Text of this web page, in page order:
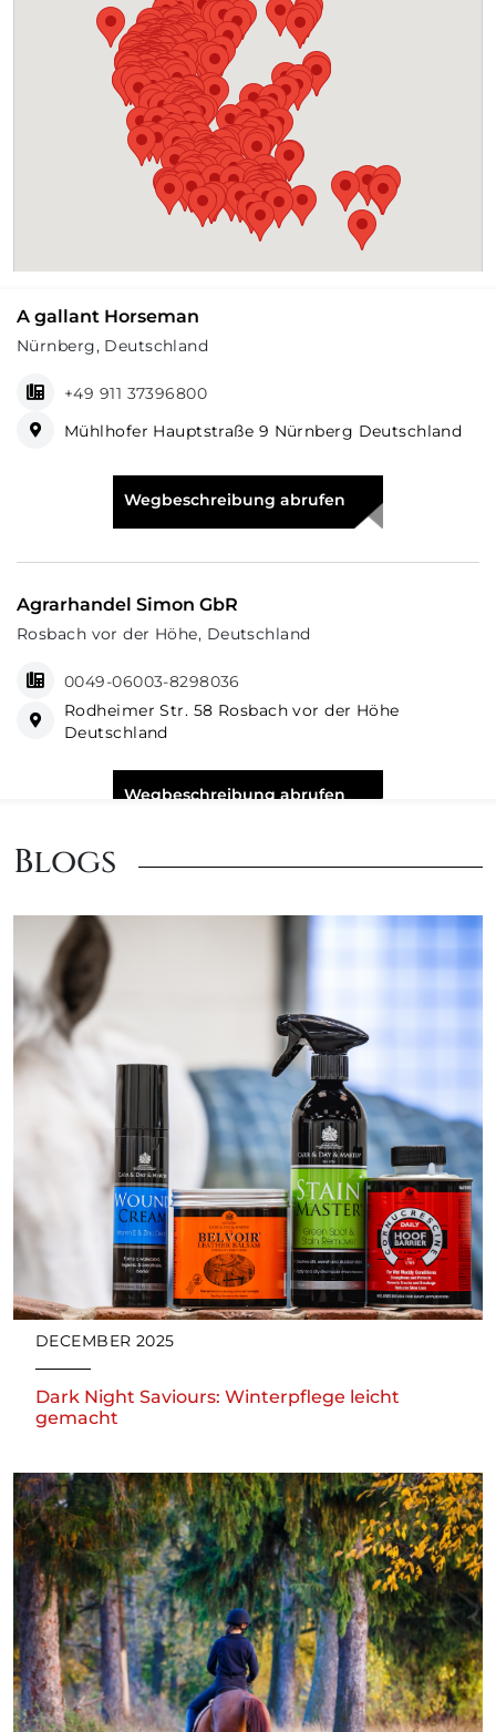
A gallant Horseman
Nürnberg, Deutschland
+49 911 37396800
Mühlhofer Hauptstraße 9 Nürnberg Deutschland
Wegbeschreibung abrufen
Agrarhandel Simon GbR
Rosbach vor der Höhe, Deutschland
0049-06003-8298036
Rodheimer Str. 58 Rosbach vor der Höhe
Deutschland
Wegbeschreibung abrufen
Bestwig, Deutschland
0049-02904-97150
Borghausen 1 Bestwig Deutschland
Wegbeschreibung abrufen
Agri V Raiffeisen eG
Bottrop, Deutschland
0049-02045-95501239
Pelsstraße 10 Bottrop Deutschland
Agritura Raiffeisen
Rheine, Deutschland
05971/914520
Zur Gantenburg 22 Rheine Deutschland
Wegbeschreibung abrufen
Blogs
DECEMBER 2025
Dark Night Saviours: Winterpflege leicht
gemacht